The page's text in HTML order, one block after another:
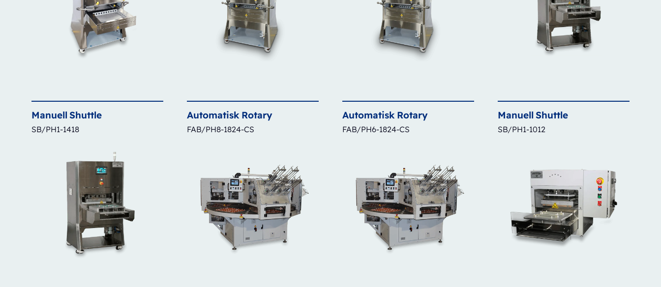
Manuell Shuttle
SB/PH1-1418
Automatisk Rotary
FAB/PH8-1824-CS
Automatisk Rotary
FAB/PH6-1824-CS
Manuell Shuttle
SB/PH1-1012